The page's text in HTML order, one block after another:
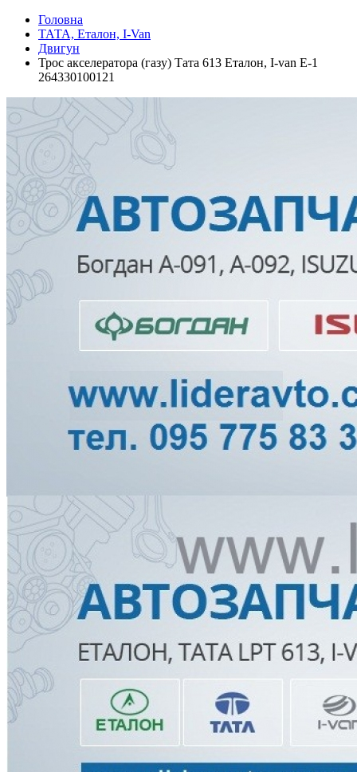
Головна
ТАТА, Еталон, I-Van
Двигун
Трос акселератора (газу) Тата 613 Еталон, I-van Е-1
264330100121